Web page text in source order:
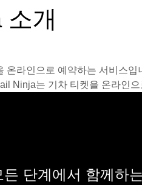
소개
온라인으로 예약하는 서비스
Ninja는 기차 티켓을 온라인
든 단계에서 함께하